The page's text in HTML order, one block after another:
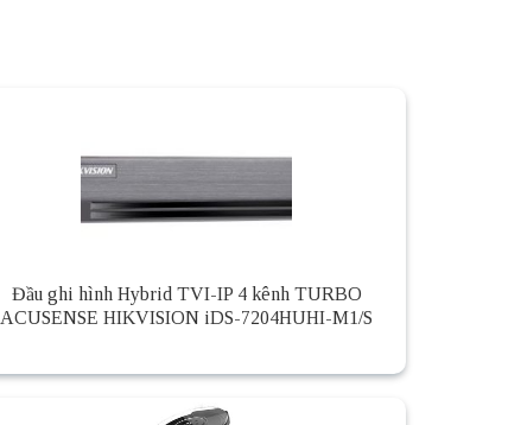
Đầu ghi hình Hybrid TVI-IP 4 kênh TURBO
ACUSENSE HIKVISION iDS-7204HUHI-M1/S